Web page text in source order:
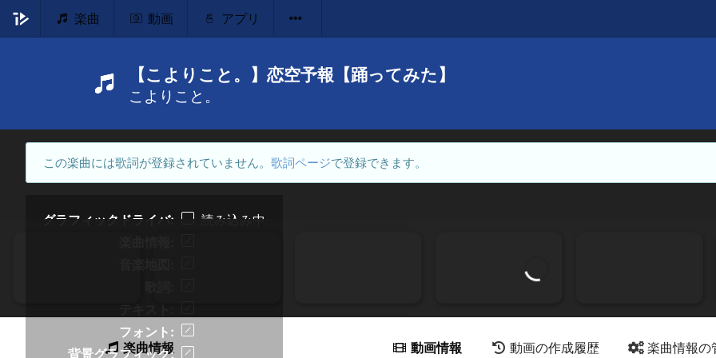
楽曲 動画 アプリ
【こよりこと。】恋空予報【踊ってみた】
こよりこと。
この楽曲には歌詞が登録されていません。 歌詞ページで登録できます。
グラフィックドライバ
読み込み中
フォント
背景グラフィック
楽曲情報 動画情報 動画の作成履歴 楽曲情報の